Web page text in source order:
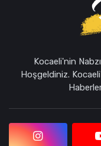
Kocaeli'nin
Hoşgeldiniz.